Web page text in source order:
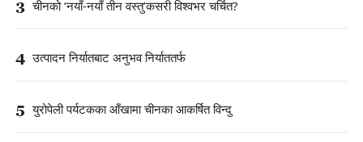
3 चीनको ‘नयाँ-नयाँ तीन वस्तु’कसरी विश्वभर चर्चित?
4 उत्पादन निर्यातबाट अनुभव निर्याततर्फ
5 युरोपेली पर्यटकका आँखामा चीनका आकर्षित विन्दु